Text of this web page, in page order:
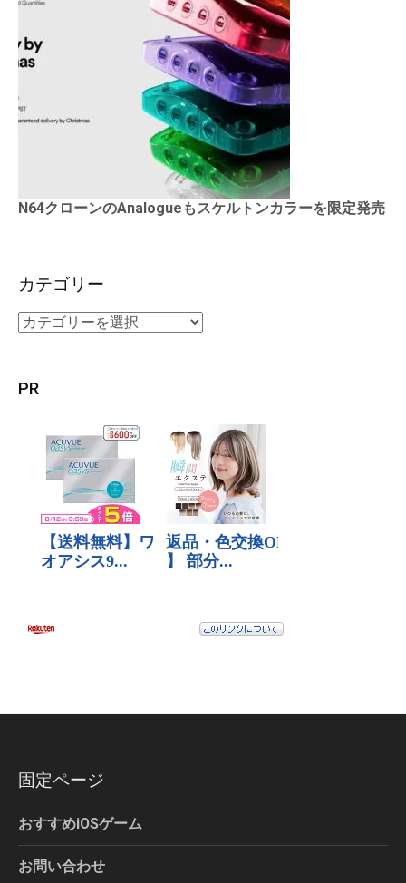
N64クローンのAnalogueもスケルトンカラーを限定発売
カテゴリー
PR
固定ページ
おすすめiOSゲーム
お問い合わせ